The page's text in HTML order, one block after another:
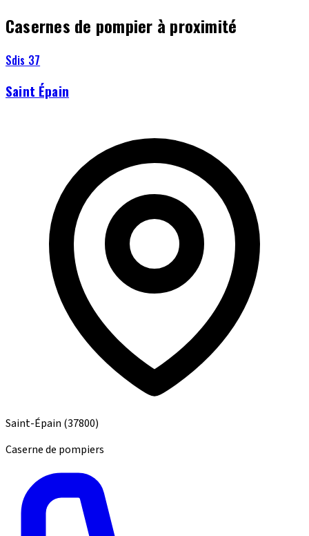
Casernes de pompier à proximité
Sdis 37
Saint Épain
Saint-Épain (37800)
Caserne de pompiers